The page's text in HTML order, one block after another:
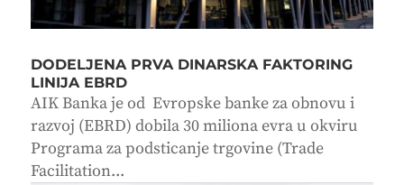
DODELJENA PRVA DINARSKA FAKTORING
LINIJA EBRD
AIK Banka je od Evropske banke za obnovu i
razvoj (EBRD) dobila 30 miliona evra u okviru
Programa za podsticanje trgovine (Trade
Facilitation...